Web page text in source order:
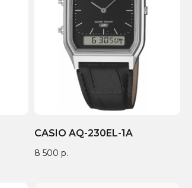
CASIO AQ-230EL-1A
8 500 р.